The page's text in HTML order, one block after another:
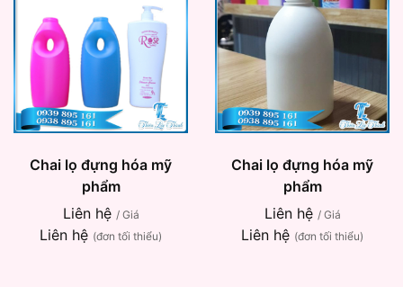
Chai lọ đựng hóa mỹ
phẩm
Liên hệ / Giá
Liên hệ (đơn tối thiểu)
Chai lọ đựng hóa mỹ
phẩm
Liên hệ / Giá
Liên hệ (đơn tối thiểu)